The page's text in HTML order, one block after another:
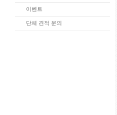
이벤트
단체 견적 문의